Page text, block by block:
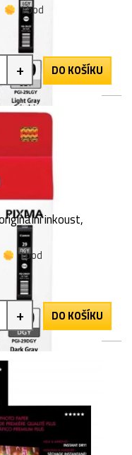
1 bod
+ DO KOŠÍKU
inkoust,
1 bod
+ DO KOŠÍKU